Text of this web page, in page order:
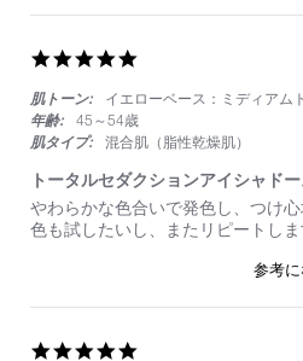
方
よ
か
っ
た
rating
肌トーン:
イエローベース：ミディアム
年齢:
45～54歳
肌タイプ:
混合肌（脂性乾燥肌）
トータルセダクションアイシャド
Review
by
2025
review
stating
ル
ダ
やわらかな色合いで発色し、つけ
色も試したいし、またリピートしま